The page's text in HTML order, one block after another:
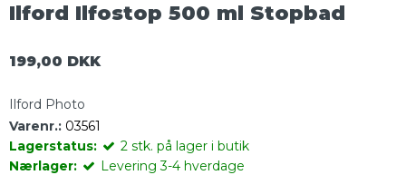
Ilford Ilfostop 500 ml Stopbad
199,00 DKK
Ilford Photo
Varenr.: 03561
Lagerstatus:
2 stk. på lager i butik
Nærlager:
Levering 3-4 hverdage